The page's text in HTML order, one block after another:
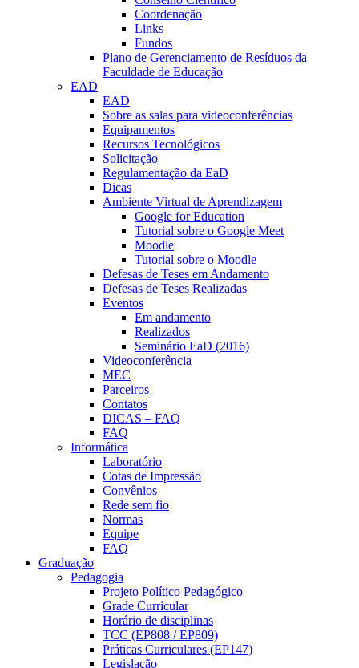
Coordenação
Links
Fundos
Plano de Gerenciamento de Resíduos da
Faculdade de Educação
EAD
EAD
Sobre as salas para videoconferências
Equipamentos
Recursos Tecnológicos
Solicitação
Regulamentação da EaD
Dicas
Ambiente Virtual de Aprendizagem
Google for Education
Tutorial sobre o Google Meet
Moodle
Tutorial sobre o Moodle
Defesas de Teses em Andamento
Defesas de Teses Realizadas
Eventos
Em andamento
Realizados
Seminário EaD (2016)
Videoconferência
MEC
Parceiros
Contatos
DICAS – FAQ
FAQ
Informática
Laboratório
Cotas de Impressão
Convênios
Rede sem fio
Normas
Equipe
FAQ
Graduação
Pedagogia
Projeto Político Pedagógico
Grade Curricular
Horário de disciplinas
TCC (EP808 / EP809)
Práticas Curriculares (EP147)
Legislação